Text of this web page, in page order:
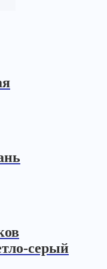
серый